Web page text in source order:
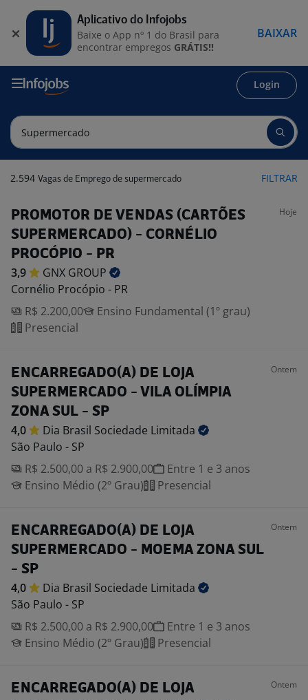
Login
2.594 Vagas de Emprego de supermercado FILTRAR
PROMOTOR DE VENDAS (CARTÕES
SUPERMERCADO) - CORNÉLIO
PROCÓPIO - PR
Hoje
3,9 GNX GROUP
Cornélio Procópio - PR
R$ 2.200,00
Ensino Fundamental (1º grau)
Presencial
ENCARREGADO(A) DE LOJA
SUPERMERCADO - VILA OLÍMPIA
ZONA SUL - SP
Ontem
4,0 Dia Brasil Sociedade Limitada
São Paulo - SP
R$ 2.500,00 a R$ 2.900,00
Entre 1 e 3 anos
Ensino Médio (2º Grau)
Presencial
ENCARREGADO(A) DE LOJA
SUPERMERCADO - MOEMA ZONA SUL
- SP
Ontem
4,0 Dia Brasil Sociedade Limitada
São Paulo - SP
R$ 2.500,00 a R$ 2.900,00
Entre 1 e 3 anos
Ensino Médio (2º Grau)
Presencial
ENCARREGADO(A) DE LOJA
Ontem
Aplicativo do Infojobs
Baixe o App nº 1 do Brasil para
encontrar empregos GRÁTIS!!
BAIXAR